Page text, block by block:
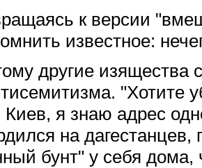
к версии
известное:
другие изящества
"Хотите
Киев, я знаю адрес
на
бунт" у себя дома,